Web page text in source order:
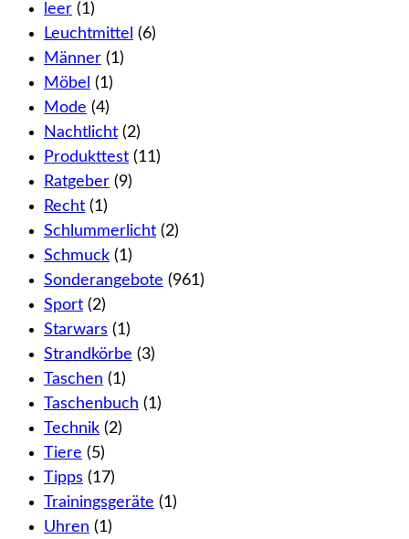
leer (1)
Leuchtmittel (6)
Männer (1)
Möbel (1)
Mode (4)
Nachtlicht (2)
Produkttest (11)
Ratgeber (9)
Recht (1)
Schlummerlicht (2)
Schmuck (1)
Sonderangebote (961)
Sport (2)
Starwars (1)
Strandkörbe (3)
Taschen (1)
Taschenbuch (1)
Technik (2)
Tiere (5)
Tipps (17)
Trainingsgeräte (1)
Uhren (1)